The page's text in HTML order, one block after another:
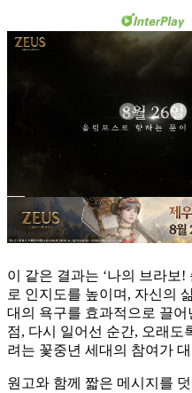
이 같은 결과는 ‘나의 브라보
로 인지도를 높이며, 자신의
대의 욕구를 효과적으로 끌
점, 다시 일어선 순간, 오래도
려는 꽃중년 세대의 참여가
원고와 함께 짧은 메시지를